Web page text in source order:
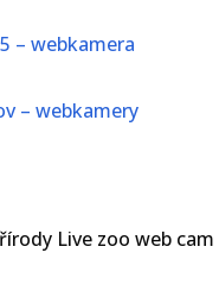
– webkamera
– webkamery
Live zoo web